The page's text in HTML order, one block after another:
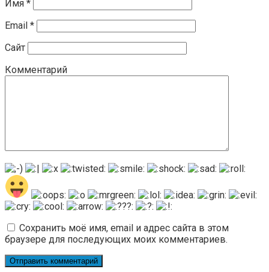
Имя *
Email *
Сайт
Комментарий
Сохранить моё имя, email и адрес сайта в этом
браузере для последующих моих комментариев.